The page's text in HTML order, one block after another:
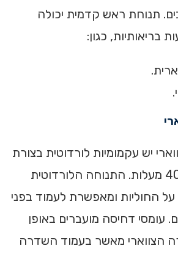
‏‏תנוחת ראש קדמית יכולה
בריאותיות, כגון:
יש עקמומיות לורדוטית בצורת
C בטווח של 20 – 40 מעלות. התנוחה הלורדוטית
החוליות ומאפשרת לעמוד בפני
עומסי דחיסה מועברים באופן
הצווארי מאשר בעמוד השדרה